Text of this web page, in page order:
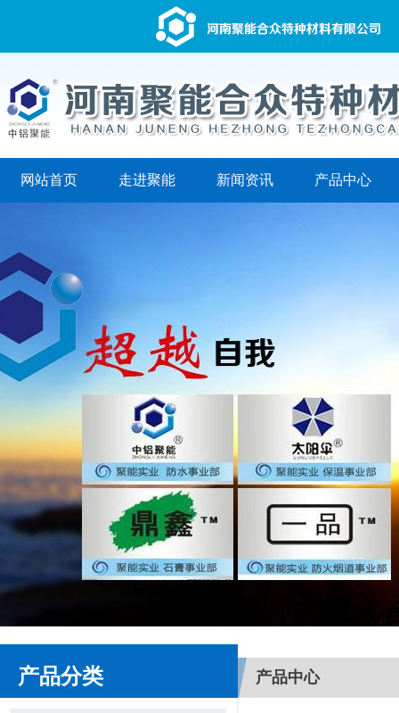
网站首页 走进聚能 新闻资讯 产品中心
产品分类 产品中心